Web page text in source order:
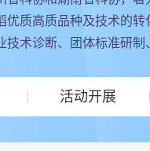
优质高质品种及技术的
技术诊断、团体标准研
活动开展